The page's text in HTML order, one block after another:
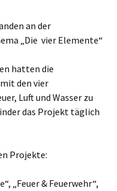
an der
„Die vier Elemente“
hatten die
den vier
Luft und Wasser zu
das Projekt täglich
Projekte:
„Feuer & Feuerwehr“,